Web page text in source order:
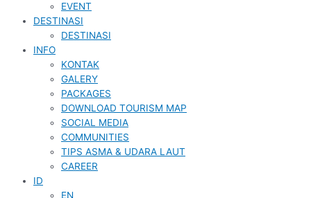
EVENT
DESTINASI
DESTINASI
INFO
KONTAK
GALERY
PACKAGES
DOWNLOAD TOURISM MAP
SOCIAL MEDIA
COMMUNITIES
TIPS ASMA & UDARA LAUT
CAREER
ID
EN